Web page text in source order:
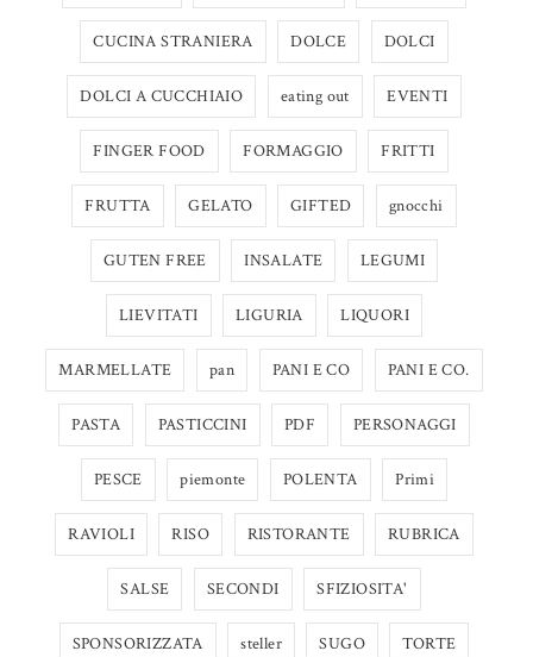
CUCINA STRANIERA DOLCE DOLCI
DOLCI A CUCCHIAIO eating out EVENTI
FINGER FOOD FORMAGGIO FRITTI
FRUTTA GELATO GIFTED gnocchi
GUTEN FREE INSALATE LEGUMI
LIEVITATI LIGURIA LIQUORI
MARMELLATE pan PANI E CO PANI E CO.
PASTA PASTICCINI PDF PERSONAGGI
PESCE piemonte POLENTA Primi
RAVIOLI RISO RISTORANTE RUBRICA
SALSE SECONDI SFIZIOSITA'
SPONSORIZZATA steller SUGO TORTE